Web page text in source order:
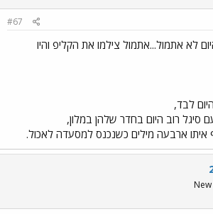
#67
לא אתמול...אתמול צילמו את הקליפ והיו
לבד,
סיגל רוב היום בחדר שלהן במלון,
איתו ארבעה מילים כשנכנס למסעדה לאכול.